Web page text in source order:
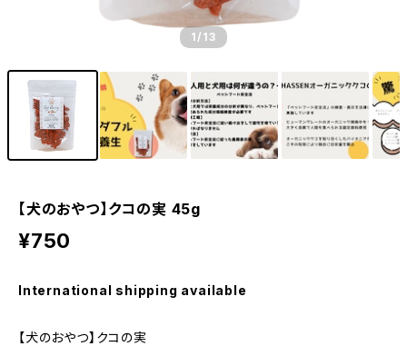
1 /13
【犬のおやつ】クコの実 45g
¥750
International shipping available
【犬のおやつ】クコの実